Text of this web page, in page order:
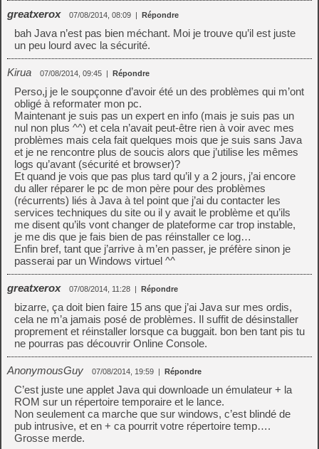
greatxerox 07/08/2014, 08:09 | Répondre
bah Java n’est pas bien méchant. Moi je trouve qu’il est juste
un peu lourd avec la sécurité.
Kirua 07/08/2014, 09:45 | Répondre
Perso,j je le soupçonne d’avoir été un des problèmes qui m’ont
obligé à reformater mon pc.
Maintenant je suis pas un expert en info (mais je suis pas un
nul non plus ^^) et cela n’avait peut-être rien à voir avec mes
problèmes mais cela fait quelques mois que je suis sans Java
et je ne rencontre plus de soucis alors que j’utilise les mêmes
logs qu’avant (sécurité et browser)?
Et quand je vois que pas plus tard qu’il y a 2 jours, j’ai encore
du aller réparer le pc de mon père pour des problèmes
(récurrents) liés à Java à tel point que j’ai du contacter les
services techniques du site ou il y avait le problème et qu’ils
me disent qu’ils vont changer de plateforme car trop instable,
je me dis que je fais bien de pas réinstaller ce log…
Enfin bref, tant que j’arrive à m’en passer, je préfère sinon je
passerai par un Windows virtuel ^^
greatxerox 07/08/2014, 11:28 | Répondre
bizarre, ça doit bien faire 15 ans que j’ai Java sur mes ordis,
cela ne m’a jamais posé de problèmes. Il suffit de désinstaller
proprement et réinstaller lorsque ca buggait. bon ben tant pis tu
ne pourras pas découvrir Online Console.
AnonymousGuy 07/08/2014, 19:59 | Répondre
C’est juste une applet Java qui downloade un émulateur + la
ROM sur un répertoire temporaire et le lance.
Non seulement ca marche que sur windows, c’est blindé de
pub intrusive, et en + ca pourrit votre répertoire temp….
Grosse merde.